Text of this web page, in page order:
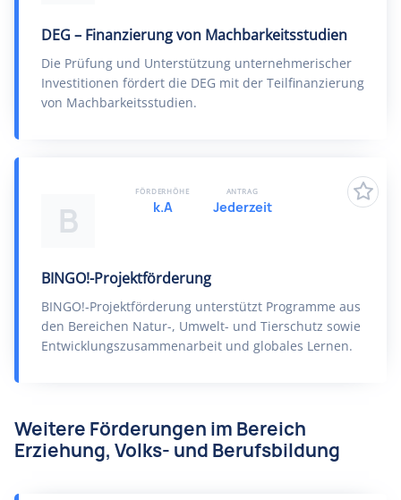
DEG – Finanzierung von Machbarkeitsstudien
Die Prüfung und Unterstützung unternehmerischer
Investitionen fördert die DEG mit der Teilfinanzierung
von Machbarkeitsstudien.
B
BINGO!-Projektförderung
BINGO!-Projektförderung unterstützt Programme aus
den Bereichen Natur-, Umwelt- und Tierschutz sowie
Entwicklungszusammenarbeit und globales Lernen.
FÖRDERHÖHE
k.A
ANTRAG
Jederzeit
Weitere Förderungen im Bereich
Erziehung, Volks- und Berufsbildung